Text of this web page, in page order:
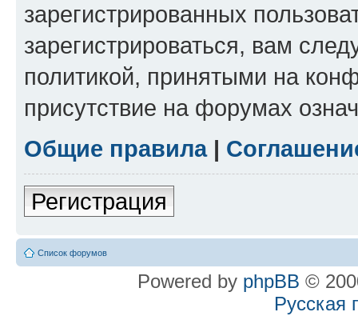
зарегистрированных
зарегистрироваться, вам
политикой, принятыми на
присутствие на форумах
Общие правила|
Регистрация
Список форумов
Powered by phpBB ©
Русская